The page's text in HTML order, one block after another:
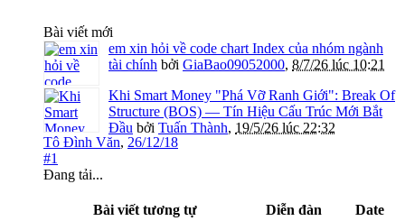
Bài viết mới
em xin hỏi về code chart Index của nhóm ngành
tài chính bởi GiaBao09052000, 8/7/26 lúc 10:21
Khi Smart Money "Phá Vỡ Ranh Giới": Break Of
Structure (BOS) — Tín Hiệu Cấu Trúc Mới Bắt
Đầu bởi Tuấn Thành, 19/5/26 lúc 22:32
Tô Đình Văn, 26/12/18
#1
Đang tải...
Bài viết tương tự Diễn đàn
Date